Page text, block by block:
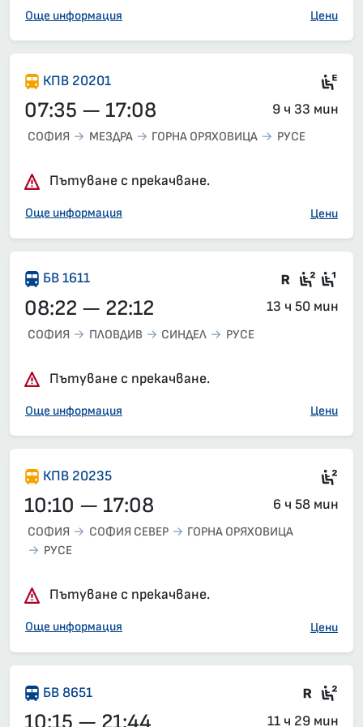
Още информация Цени
КПВ 20201
07:35 — 17:08 9 ч 33 мин
СОФИЯ МЕЗДРА ГОРНА ОРЯХОВИЦА РУСЕ
Пътуване с прекачване.
Още информация Цени
БВ 1611 Във
08:22 — 22:12 13 ч 50 мин
СОФИЯ ПЛОВДИВ СИНДЕЛ РУСЕ
Пътуване с прекачване.
Още информация Цени
КПВ 20235
10:10 — 17:08 6 ч 58 мин
СОФИЯ СОФИЯ СЕВЕР
ГОРНА ОРЯХОВИЦА
РУСЕ
Пътуване с прекачване.
Още информация Цени
БВ 8651 Влак
11 ч 29 мин